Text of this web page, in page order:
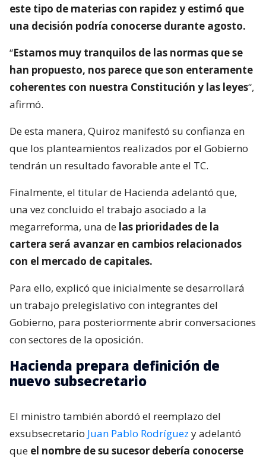
este tipo de materias con rapidez y estimó que
una decisión podría conocerse durante agosto.
“Estamos muy tranquilos de las normas que se
han propuesto, nos parece que son enteramente
coherentes con nuestra Constitución y las leyes“,
afirmó.
De esta manera, Quiroz manifestó su confianza en
que los planteamientos realizados por el Gobierno
tendrán un resultado favorable ante el TC.
Finalmente, el titular de Hacienda adelantó que,
una vez concluido el trabajo asociado a la
megarreforma, una de las prioridades de la
cartera será avanzar en cambios relacionados
con el mercado de capitales.
Para ello, explicó que inicialmente se desarrollará
un trabajo prelegislativo con integrantes del
Gobierno, para posteriormente abrir conversaciones
con sectores de la oposición.
Hacienda prepara definición de
nuevo subsecretario
El ministro también abordó el reemplazo del
exsubsecretario Juan Pablo Rodríguez y adelantó
que el nombre de su sucesor debería conocerse